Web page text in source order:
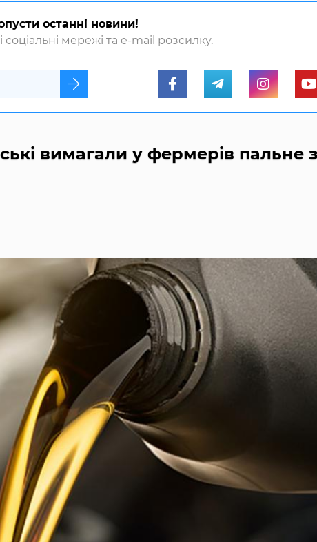
останні новини!
мережі та e-mail розсилку.
вимагали у фермерів пальне